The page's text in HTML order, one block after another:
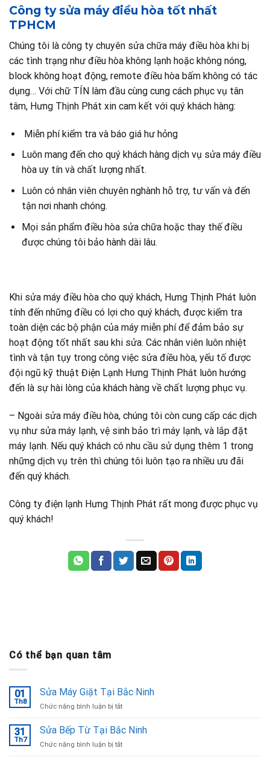
Công ty sửa máy điều hòa tốt nhất
TPHCM
Chúng tôi là công ty chuyên sửa chữa máy điều hòa khi bị
các tình trạng như điều hòa không lạnh hoặc không nóng,
block không hoạt động, remote điều hòa bấm không có tác
dụng… Với chữ TÍN làm đầu cùng cung cách phục vụ tân
tâm, Hưng Thịnh Phát xin cam kết với quý khách hàng:
Miễn phí kiểm tra và báo giá hư hỏng
Luôn mang đến cho quý khách hàng dịch vụ sửa máy điều
hòa uy tín và chất lượng nhất.
Luôn có nhân viên chuyên nghành hỗ trợ, tư vấn và đến
tận nơi nhanh chóng.
Mọi sản phẩm điều hòa sửa chữa hoặc thay thế điều
được chúng tôi bảo hành dài lâu.
Khi sửa máy điều hòa cho quý khách, Hưng Thịnh Phát luôn
tính đến những điều có lợi cho quý khách, được kiểm tra
toàn diện các bộ phận của máy miễn phí để đảm bảo sự
hoạt động tốt nhất sau khi sửa. Các nhân viên luôn nhiệt
tình và tận tụy trong công việc sửa điều hòa, yếu tố được
đội ngũ kỹ thuật Điện Lạnh Hưng Thịnh Phát luôn hướng
đến là sự hài lòng của khách hàng về chất lượng phục vụ.
– Ngoài sửa máy điều hòa, chúng tôi còn cung cấp các dịch
vụ như sửa máy lạnh, vệ sinh bảo trì máy lạnh, và lắp đặt
máy lạnh. Nếu quý khách có nhu cầu sử dụng thêm 1 trong
những dịch vụ trên thì chúng tôi luôn tạo ra nhiều ưu đãi
đến quý khách.
Công ty điện lạnh Hưng Thịnh Phát rất mong được phục vụ
quý khách!
Có thể bạn quan tâm
01
Th8
Sửa Máy Giặt Tại Bắc Ninh
Chức năng bình luận bị tắtở
Máy
Tại
31
Th7
Sửa Bếp Từ Tại Bắc Ninh
Chức năng bình luận bị tắtở